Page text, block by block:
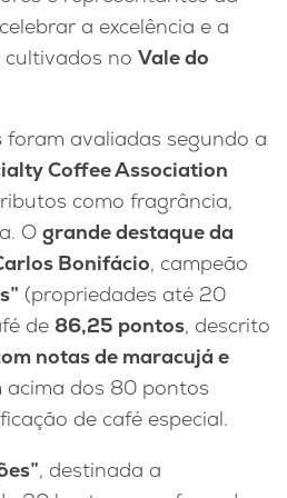
a excelência e a
no Vale do
foram avaliadas segundo a
Coffee Association
como fragrância,
O grande destaque da
Bonifácio, campeão
(propriedades até 20
de 86,25 pontos, descrito
notas de maracujá e
acima dos 80 pontos
de café especial.
, destinada a